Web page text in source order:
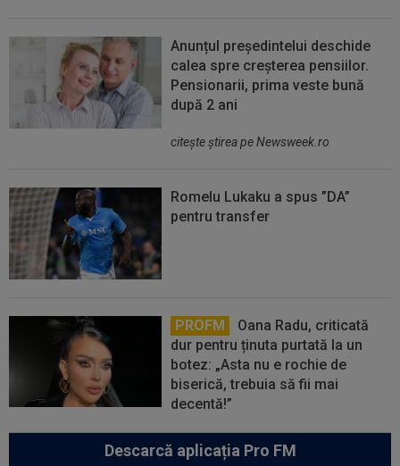
Anunțul președintelui deschide
calea spre creșterea pensiilor.
Pensionarii, prima veste bună
după 2 ani
citeşte ştirea pe Newsweek.ro
Romelu Lukaku a spus ”DA”
pentru transfer
PROFM
Oana Radu, criticată
dur pentru ținuta purtată la un
botez: „Asta nu e rochie de
biserică, trebuia să fii mai
decentă!”
Descarcă aplicația Pro FM